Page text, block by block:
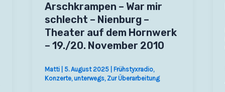
Arschkrampen – War mir
schlecht – Nienburg –
Theater auf dem Hornwerk
– 19./20. November 2010
Matti 5. August 2025 Frühstyxradio,
Konzerte, unterwegs, Zur Überarbeitung